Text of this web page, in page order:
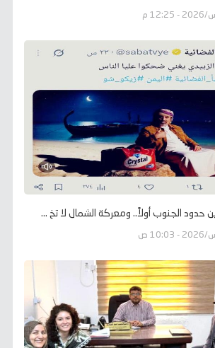
حدود الجنوب أولاً.. ومعركة الشمال لا تخ ...